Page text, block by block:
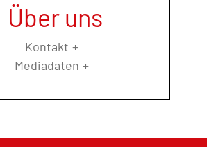
Über uns
Kontakt
Mediadaten